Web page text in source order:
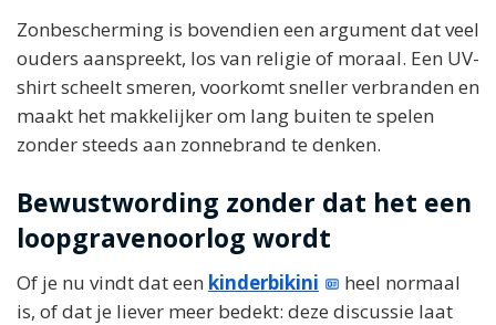
Zonbescherming is bovendien een argument dat veel
ouders aanspreekt, los van religie of moraal. Een UV-
shirt scheelt smeren, voorkomt sneller verbranden en
maakt het makkelijker om lang buiten te spelen
zonder steeds aan zonnebrand te denken.
Bewustwording zonder dat het een
loopgravenoorlog wordt
Of je nu vindt dat een kinderbikini
heel normaal
is, of dat je liever meer bedekt: deze discussie laat